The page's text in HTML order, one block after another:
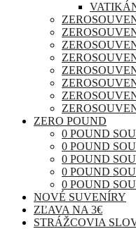
ZERO POUND
0 POUND
0 POUND
0 POUND
0 POUND
0 POUND
NOVÉ SUVENÍRY
ZĽAVA NA 3€
STRÁŽCOVIA